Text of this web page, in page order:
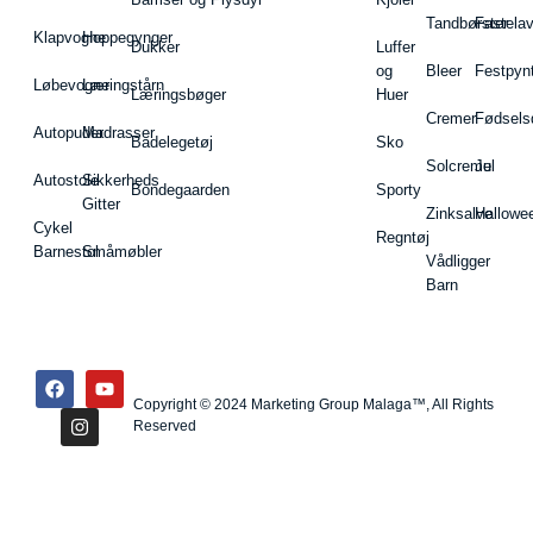
Klapvogne
Løbevogne
Autopuder
Autostole
Cykel
Barnestol
Hoppegynger
Læringstårn
Madrasser
Sikkerheds
Gitter
Småmøbler
Dukker
Læringsbøger
Badelegetøj
Bondegaarden
Luffer
og
Huer
Sko
Sporty
Regntøj
Tandbørster
Bleer
Cremer
Solcreme
Zinksalve
Vådligger
Barn
Jul
Copyright © 2024 Marketing Group Malaga™, All Rights
Reserved